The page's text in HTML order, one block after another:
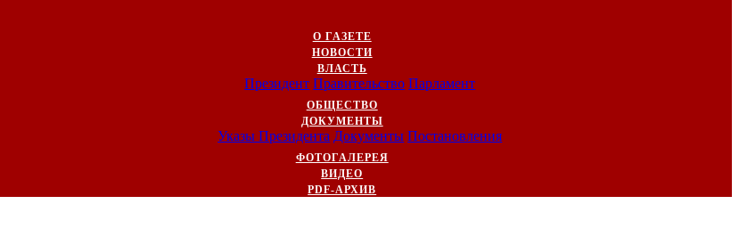
О ГАЗЕТЕ
НОВОСТИ
ВЛАСТЬ
Президент Правительство Парламент
ОБЩЕСТВО
ДОКУМЕНТЫ
Указы Президента Документы Постановления
ФОТОГАЛЕРЕЯ
ВИДЕО
PDF-АРХИВ